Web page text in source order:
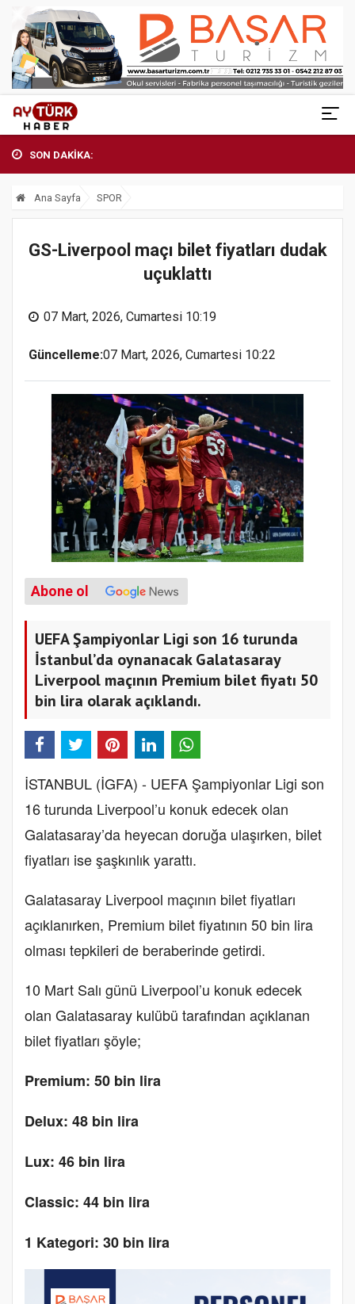
SON DAKİKA:
Ana Sayfa SPOR
GS-Liverpool maçı bilet fiyatları dudak
uçuklattı
07 Mart, 2026, Cumartesi 10:19
Güncelleme:07 Mart, 2026, Cumartesi 10:22
Abone ol
UEFA Şampiyonlar Ligi son 16 turunda
İstanbul’da oynanacak Galatasaray
Liverpool maçının Premium bilet fiyatı 50
bin lira olarak açıklandı.
İSTANBUL (İGFA) - UEFA Şampiyonlar Ligi son
16 turunda Liverpool’u konuk edecek olan
Galatasaray’da heyecan doruğa ulaşırken, bilet
fiyatları ise şaşkınlık yarattı.
Galatasaray Liverpool maçının bilet fiyatları
açıklanırken, Premium bilet fiyatının 50 bin lira
olması tepkileri de beraberinde getirdi.
10 Mart Salı günü Liverpool’u konuk edecek
olan Galatasaray kulübü tarafından açıklanan
bilet fiyatları şöyle;
Premium: 50 bin lira
Delux: 48 bin lira
Lux: 46 bin lira
Classic: 44 bin lira
1 Kategori: 30 bin lira